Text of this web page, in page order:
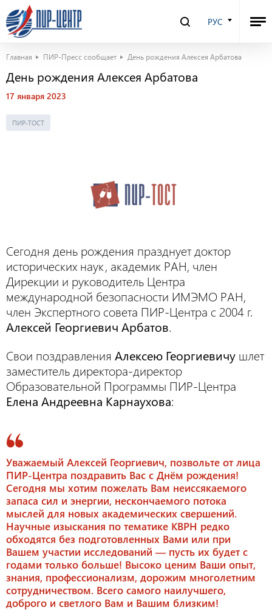
РУС
Главная ПИР-Пресс сообщает День рождения Алексея Арбатова
День рождения Алексея Арбатова
17 января 2023
ПИР-ТОСТ
Сегодня день рождения празднует доктор
исторических наук, академик РАН, член
Дирекции и руководитель Центра
международной безопасности ИМЭМО РАН,
член Экспертного совета ПИР-Центра с 2004 г.
Алексей Георгиевич Арбатов.
Свои поздравления Алексею Георгиевичу шлет
заместитель директора-директор
Образовательной Программы ПИР-Центра
Елена Андреевна Карнаухова:
Уважаемый Алексей Георгиевич, позвольте от лица
ПИР-Центра поздравить Вас с Днём рождения!
Сегодня мы хотим пожелать Вам неиссякаемого
запаса сил и энергии, нескончаемого потока
мыслей для новых академических свершений.
Научные изыскания по тематике КВРН редко
обходятся без подготовленных Вами или при
Вашем участии исследований — пусть их будет с
годами только больше! Высоко ценим Ваши опыт,
знания, профессионализм, дорожим многолетним
сотрудничеством. Всего самого наилучшего,
доброго и светлого Вам и Вашим близким!